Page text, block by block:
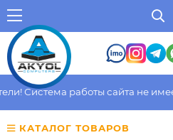
Система работы сайта не
КАТАЛОГ ТОВАРОВ